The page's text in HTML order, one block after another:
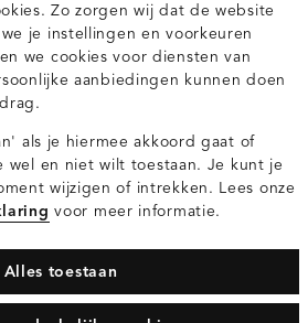
Algemene Voorwaarden
Zo zorgen wij dat de website
je instellingen en voorkeuren
we cookies voor diensten van
aanbiedingen kunnen doen
als je hiermee akkoord gaat of
wel en niet wilt toestaan. Je kunt je
wijzigen of intrekken. Lees onze
voor meer informatie.
Alles toestaan